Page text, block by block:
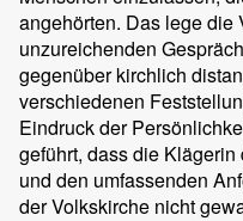
angehörten. Das lege die
unzureichenden
gegenüber kirchlich
verschiedenen
Eindruck der
geführt, dass die
und den umfassenden
der Volkskirche nicht